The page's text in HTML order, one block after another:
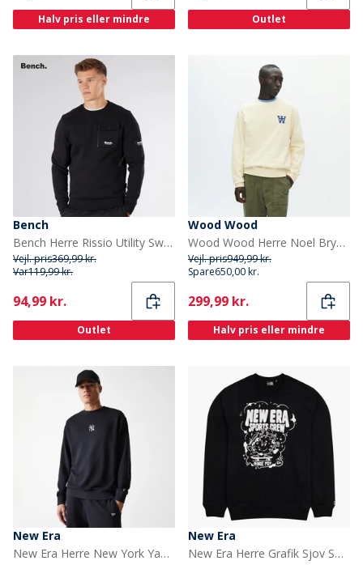
Halv pris eller mindre Outlet
Bench
Bench Herre Rissio Utility Sweatshirt Sort
Vejl. pris369,99 kr.
Var119,99 kr.
Current
94,99 kr.
Outlet
Wood Wood
Wood Wood Herre Noel Bryst Print Sweatshirt Turtledove
Vejl. pris949,99 kr.
Spare650,00 kr.
Current
299,99 kr.
Halv pris eller mindre
New Era
New Era Herre New York Yankees Sweatshirt Sort Blk
New Era
New Era Herre Grafik Sjov Sweatshirt Sort Blk